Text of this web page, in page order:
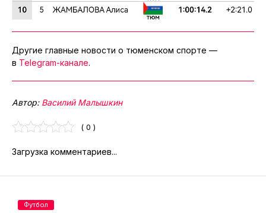
Другие главные новости о тюменском спорте —
в Telegram-канале.
Автор: Василий Малышкин
( 0 )
Загрузка комментариев...
Футбол